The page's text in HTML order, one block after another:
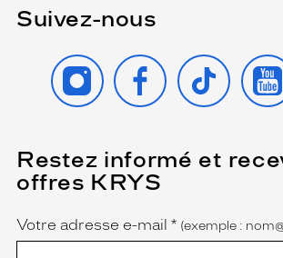
Suivez-nous
INSTAGRAMFACEBOOK
TIKTOK
Restez informé et
offres KRYS
Name
Votre adresse e-mail *
(Ce
champ
est
obligatoire)
(exemple :